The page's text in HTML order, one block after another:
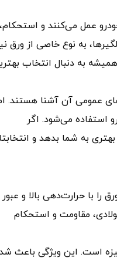
عمل می‌کنند و استحکام،
به نوع خاصی از ورق
به‌ دنبال انتخاب
عمومی آن آشنا هستند.
استفاده می‌شود. اگر
به شما بدهد و
با حرارت‌دهی بالا و عبور
مقاومت و استحکام
است. این ویژگی باعث